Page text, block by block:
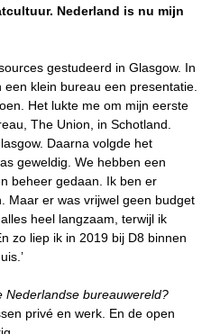
Nederland is nu mijn
gestudeerd in Glasgow. In
klein bureau een presentatie.
Het lukte me om mijn eerste
The Union, in Schotland.
Daarna volgde het
geweldig. We hebben een
beheer gedaan. Ik ben er
Maar er was vrijwel geen budget
heel langzaam, terwijl ik
zo liep ik in 2019 bij D8 binnen
Nederlandse bureauwereld?
privé en werk. En de open